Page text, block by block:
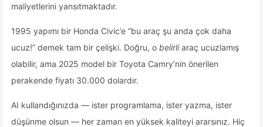
maliyetlerini yansıtmaktadır.
1995 yapımı bir Honda Civic’e “bu araç şu anda çok daha
ucuz!” demek tam bir çelişki. Doğru, o belirliaraç ucuzlamış
olabilir, ama 2025 model bir Toyota Camry’nin önerilen
perakende fiyatı 30.000 dolardır.
AI kullandığınızda — ister programlama, ister yazma, ister
düşünme olsun — her zaman en yüksek kaliteyi ararsınız. Hiç